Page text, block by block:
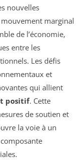
nouvelles
marginal
de l’économie,
entre les
Les défis
et
qui allient
positif. Cette
de soutien et
la voie à un